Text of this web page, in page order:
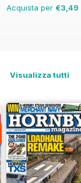
Acquista per €3,49
Visualizza tutti